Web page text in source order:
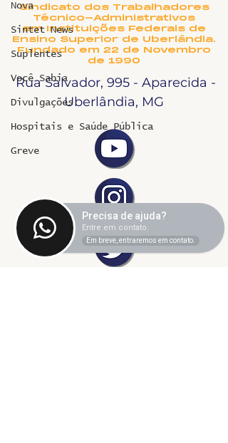
Nova
Sintet News
Suplentes
Você Sabia
Divulgações
Hospitais e Saúde Pública
Greve
Sindicato dos Trabalhadores
Técnico-Administrativos
em Instituições Federais de
Ensino Superior de Uberlândia.
Fundado em 22 de Novembro
de 1990
Rua Salvador, 995 - Aparecida -
Uberlândia, MG
Precisa de ajuda?
Entre em contato.
Em breve, entraremos em contato.